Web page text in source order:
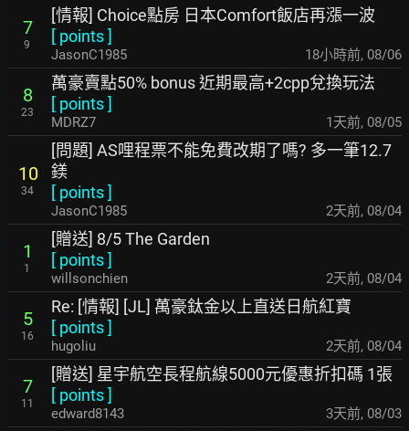
7
9
[情報] Choice點房 日本Comfort飯店再漲一波
[ points]
JasonC1985 18小時前, 08/06
8
23
萬豪賣點50% bonus 近期最高+2cpp兌換玩法
[ points]
MDRZ7 1天前, 08/05
10
34
[問題] AS哩程票不能免費改期了嗎? 多一筆12.7
鎂
[ points]
JasonC1985 2天前, 08/04
1
1
[贈送] 8/5 The Garden
[ points]
willsonchien 2天前, 08/04
5
16
Re: [情報] [JL] 萬豪鈦金以上直送日航紅寶
[ points]
hugoliu 2天前, 08/04
7
11
[贈送] 星宇航空長程航線5000元優惠折扣碼 1張
[ points]
edward8143 3天前, 08/03